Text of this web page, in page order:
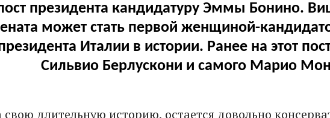
президента кандидатуру Эммы Бонино.
может стать первой женщиной-
Италии в истории. Ранее на этот
Сильвио Берлускони и самого Марио
длительную историю, остается довольно